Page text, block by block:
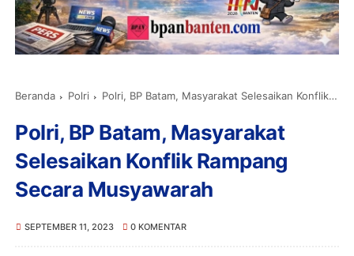
Beranda Polri Polri, BP Batam, Masyarakat Selesaikan Konflik Rampang Secara Musyawarah
Polri, BP Batam, Masyarakat
Selesaikan Konflik Rampang
Secara Musyawarah
SEPTEMBER 11, 2023 0 KOMENTAR